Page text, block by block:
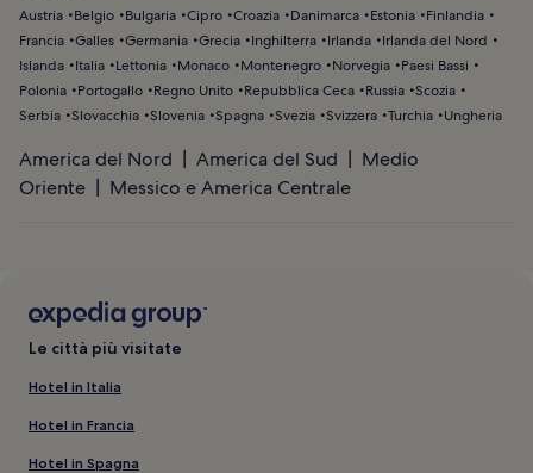
Austria Belgio Bulgaria Cipro Croazia Danimarca Estonia
Finlandia
Francia Galles Germania Grecia Inghilterra Irlanda
Irlanda del Nord
Islanda
Italia Lettonia Monaco Montenegro Norvegia
Paesi Bassi
Polonia
Portogallo Regno Unito Repubblica Ceca Russia Scozia
Serbia Slovacchia Slovenia Spagna Svezia Svizzera Turchia Ungheria
America del Nord America del Sud
Medio
Oriente
Messico e America Centrale
Le città più visitate
Hotel in Italia
Hotel in Francia
Hotel in Spagna